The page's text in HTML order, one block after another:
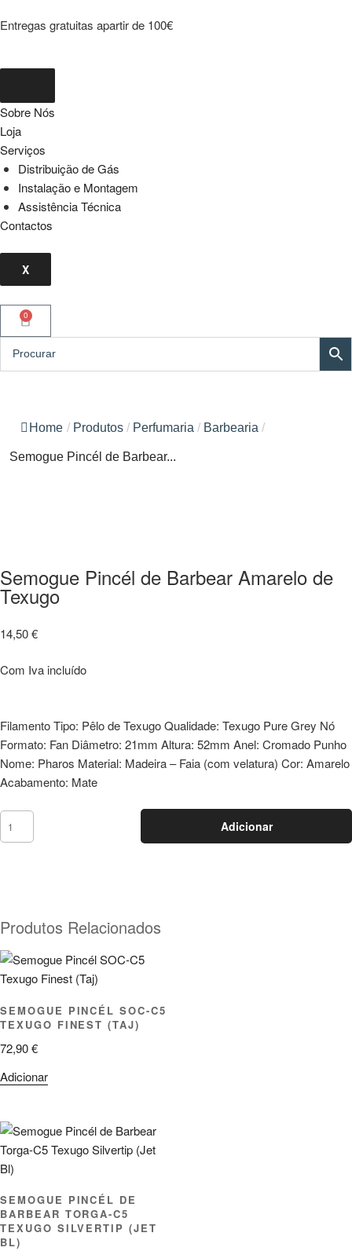
Entregas gratuitas apartir de 100€
Sobre Nós
Loja
Serviços
Distribuição de Gás
Instalação e Montagem
Assistência Técnica
Contactos
X
0
Home / Produtos / Perfumaria / Barbearia /
Semogue Pincél de Barbear...
Semogue Pincél de Barbear Amarelo de
Texugo
14,50€
Com Iva incluído
Filamento Tipo: Pêlo de Texugo Qualidade: Texugo Pure Grey Nó
Formato: Fan Diâmetro: 21mm Altura: 52mm Anel: Cromado Punho
Nome: Pharos Material: Madeira – Faia (com velatura) Cor: Amarelo
Acabamento: Mate
Adicionar
Produtos Relacionados
SEMOGUE PINCÉL SOC-C5
TEXUGO FINEST (TAJ)
72,90€
Adicionar
SEMOGUE PINCÉL DE
BARBEAR TORGA-C5
TEXUGO SILVERTIP (JET
BL)